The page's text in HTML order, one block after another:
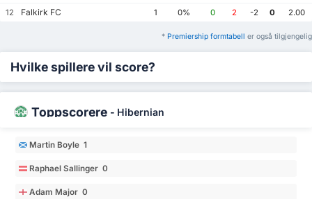
12
Falkirk FC 1 0% 0 2 -2 0 2.00
* Premiership formtabell er også tilgjengelig
Hvilke spillere vil score?
Toppscorere - Hibernian
Martin Boyle 1
Raphael Sallinger 0
Adam Major 0